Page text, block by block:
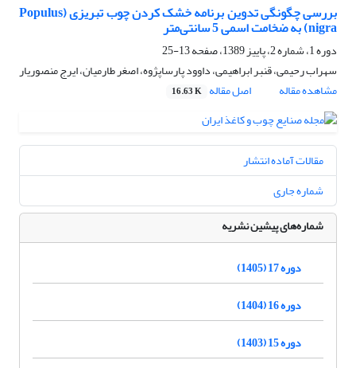
بررسی چگونگی تدوین برنامه خشک کردن چوب تبریزی (Populus
nigra) به ضخامت اسمی 5 سانتی‌متر
دوره 1، شماره 2، پاییز 1389، صفحه
13-25
سهراب رحیمی، قنبر ابراهیمی، داوود پارساپژوه، اصغر طارمیان، ایرج منصوریار
مشاهده مقاله
اصل مقاله 16.63 K
مقالات آماده انتشار
شماره جاری
شماره‌های پیشین نشریه
دوره 17 (1405)
دوره 16 (1404)
دوره 15 (1403)